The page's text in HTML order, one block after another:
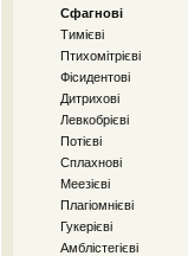
Сфагнові
Тимієві
Птихомітрієві
Фісидентові
Дитрихові
Левкобрієві
Потієві
Сплахнові
Меезієві
Плагіомнієві
Гукерієві
Амблістегієві